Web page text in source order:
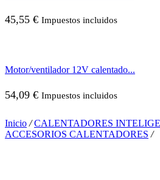
45,55 € Impuestos incluidos
Motor/ventilador 12V calentado...
54,09 € Impuestos incluidos
Inicio / CALENTADORES
ACCESORIOS CALENTADORES /